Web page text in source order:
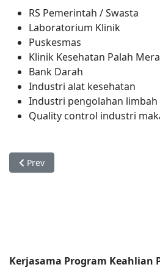
RS Pemerintah / Swasta
Laboratorium Klinik
Puskesmas
Klinik Kesehatan Palah
Bank Darah
Industri alat kesehatan
Industri pengolahan limbah
Quality control industri
Previous article: Nautika Kapal
Prev
Kerjasama Program Keahlian